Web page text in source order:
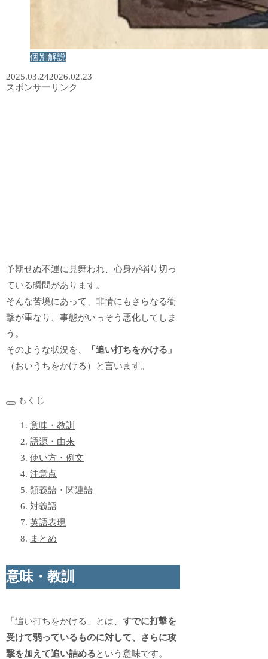
個別解説
2025.03.242026.02.23
スポンサーリンク
予期せぬ不運に見舞われ、心身が弱り切っ
ている瞬間があります。
そんな苦境にあって、非情にもさらなる衝
撃が重なり、事態がいっそう悪化してしま
う。
そのような状況を、
「追い打ちをかける」
（おいうちをかける）と言います。
もくじ
意味・教訓
語源・由来
使い方・例文
注意点
類義語・関連語
対義語
英語表現
まとめ
意味・教訓
「追い打ちをかける」とは、すでに打撃を
受けて弱っているものに対して、さらに攻
撃を加えて追い詰めるという意味です。